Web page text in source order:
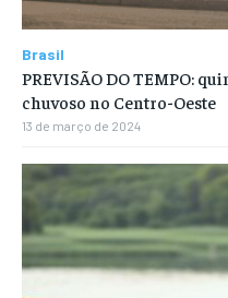
Brasil
PREVISÃO DO TEMPO:
chuvoso no Centro-Oeste
13 de março de 2024